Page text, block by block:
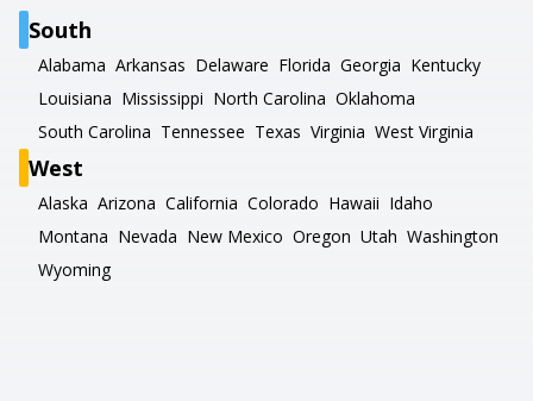
South
Alabama Arkansas Delaware Florida Georgia Kentucky
Louisiana Mississippi North Carolina Oklahoma
South Carolina Tennessee Texas Virginia West Virginia
West
Alaska Arizona California Colorado Hawaii Idaho
Montana Nevada New Mexico Oregon Utah Washington
Wyoming